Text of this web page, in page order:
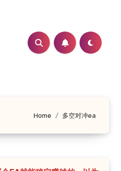
Home 多空对冲ea